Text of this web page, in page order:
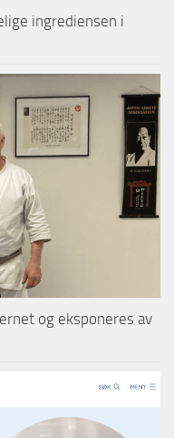
ingrediensen i
og eksponeres av